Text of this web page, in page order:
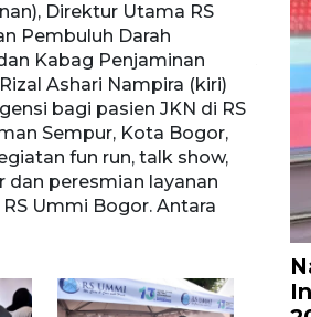
Direktur Utama RS
Pembuluh Darah
Kabag Penjaminan
Ashari Nampira (kiri)
bagi pasien JKN di RS
Sempur, Kota Bogor,
fun run, talk show,
dan peresmian layanan
Ummi Bogor. Antara
saat